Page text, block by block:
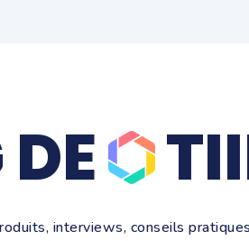
interviews, conseils